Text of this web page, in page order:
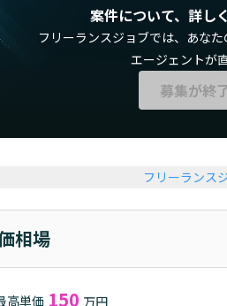
案件について、詳し
フリーランスジョブでは、 あな
エージェントが
募集が終
フリーランス
相場
高単価 150 万円